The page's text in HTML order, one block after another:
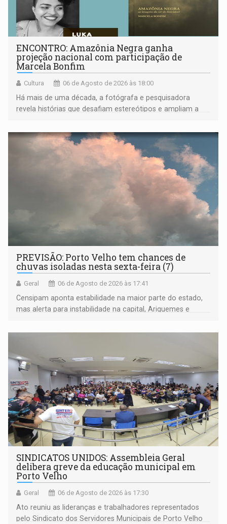
ENCONTRO: Amazônia Negra ganha
projeção nacional com participação de
Marcela Bonfim
Cultura 06 de Agosto de 2026 às 18:00
Há mais de uma década, a fotógrafa e pesquisadora
revela histórias que desafiam estereótipos e ampliam a
negras
PREVISÃO: Porto Velho tem chances de
chuvas isoladas nesta sexta-feira (7)
Geral 06 de Agosto de 2026 às 17:41
Censipam aponta estabilidade na maior parte do estado,
mas alerta para instabilidade na capital, Ariquemes e
SINDICATOS UNIDOS: Assembleia Geral
delibera greve da educação municipal em
Porto Velho
Geral 06 de Agosto de 2026 às 17:30
Ato reuniu as lideranças e trabalhadores representados
pelo Sindicato dos Servidores Municipais de Porto Velho